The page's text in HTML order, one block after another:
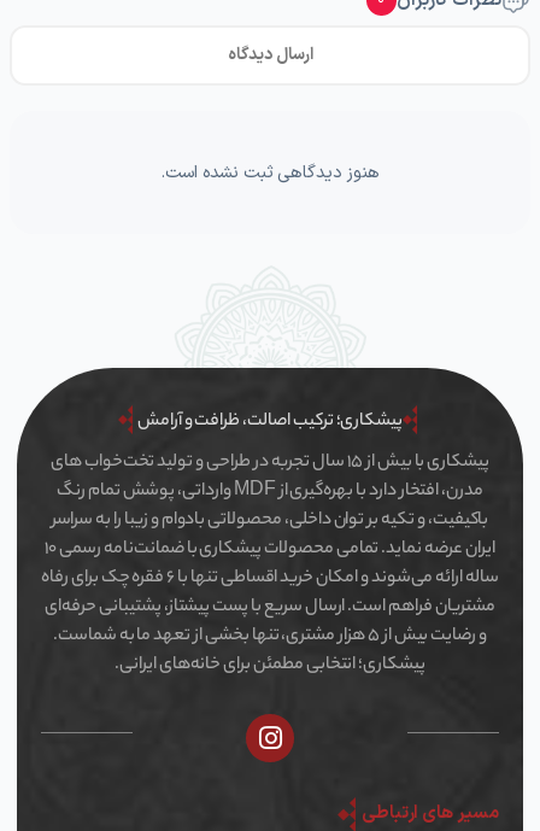
ارسال دیدگاه
هنوز دیدگاهی ثبت نشده است.
پیشکاری؛ ترکیب اصالت، ظرافت و آرامش
پیشکاری با بیش از ۱۵ سال تجربه در طراحی و تولید تخت‌خواب های
مدرن، افتخار دارد با بهره‌گیری از MDF وارداتی، پوشش تمام رنگ
باکیفیت، و تکیه بر توان داخلی، محصولاتی بادوام و زیبا را به سراسر
ایران عرضه نماید. تمامی محصولات پیشکاری با ضمانت‌نامه رسمی ۱۰
ساله ارائه می‌شوند و امکان خرید اقساطی تنها با ۶ فقره چک برای رفاه
مشتریان فراهم است. ارسال سریع با پست پیشتاز، پشتیبانی حرفه‌ای
و رضایت بیش از ۵ هزار مشتری، تنها بخشی از تعهد ما به شماست.
پیشکاری؛ انتخابی مطمئن برای خانه‌های ایرانی.
I
n
مسیر های ارتباطی